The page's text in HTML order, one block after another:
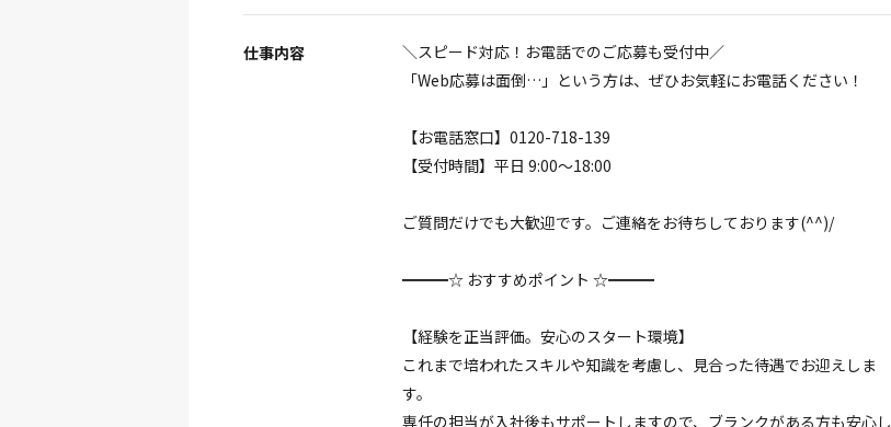
仕事内容
＼スピード対応！お電話でのご応募も受付中／
「Web応募は面倒…」という方は、ぜひお気軽にお電話ください！
【お電話窓口】0120-718-139
【受付時間】平日 9:00～18:00
ご質問だけでも大歓迎です。ご連絡をお待ちしております(^^)/
━━━☆ おすすめポイント ☆━━━
【経験を正当評価。安心のスタート環境】
これまで培われたスキルや知識を考慮し、見合った待遇でお迎えしま
す。
専任の担当が入社後もサポートしますので、ブランクがある方も安心し